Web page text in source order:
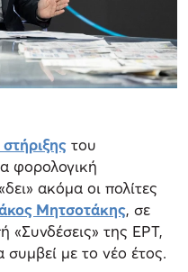
του
φορολογική
ακόμα οι πολίτες
Μητσοτάκης, σε
«Συνδέσεις» της ΕΡΤ,
με το νέο έτος.